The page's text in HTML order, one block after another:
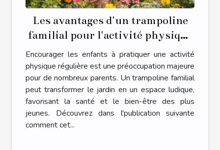
Les avantages d'un trampoline
familial pour l'activité physique
des enfants
Encourager les enfants à pratiquer une activité
physique régulière est une préoccupation majeure
pour de nombreux parents. Un trampoline familial
peut transformer le jardin en un espace ludique,
favorisant la santé et le bien-être des plus
jeunes. Découvrez dans l'publication suivante
comment cet...